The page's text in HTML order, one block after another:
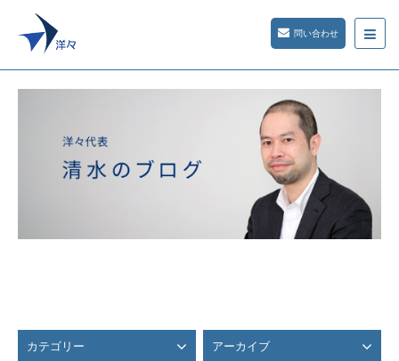
問い合わせ
カテゴリー アーカイブ